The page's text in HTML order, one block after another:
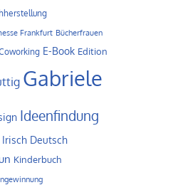
Frankfurt Bücherfrauen
E-Book Edition
Gabriele
Ideenfindung
Irisch Deutsch
Kinderbuch